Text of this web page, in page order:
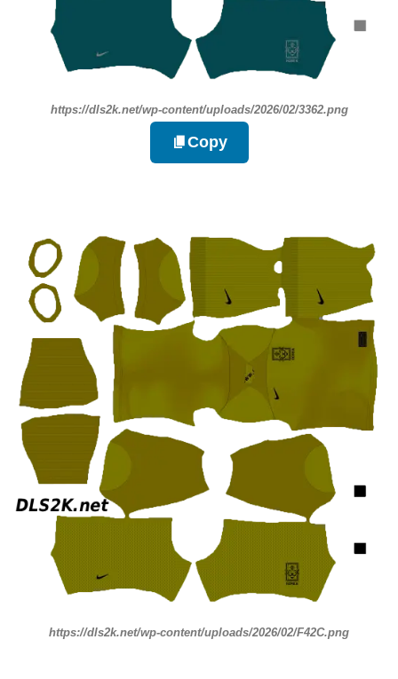
https://dls2k.net/wp-content/uploads/2026/02/3362.png
Copy
https://dls2k.net/wp-content/uploads/2026/02/F42C.png